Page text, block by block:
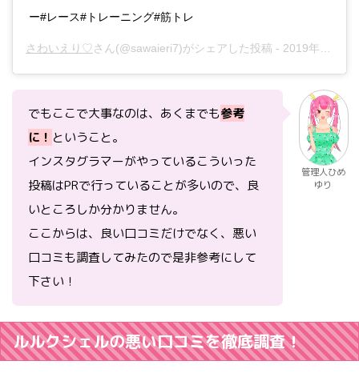
ー#レース#トレーニング#筋トレ
さわいえり♡さん(@sawaieri7)がシェアした投稿 - 2019年 6月月21日午前2時01分PDT
でもここで大事なのは、あくまでも参考
に！ ということ。
インスタグラマーがやっているこういった
投稿はPRで行っていることが多いので、良
いところしか分かりません。
ここからは、良い口コミだけでなく、悪い
口コミも調査してみたので是非参考にして
下さい！
管理人ひめ
ゆり
ルルクシェルの悪い口コミを徹底調査！